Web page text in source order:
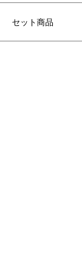
セット商品